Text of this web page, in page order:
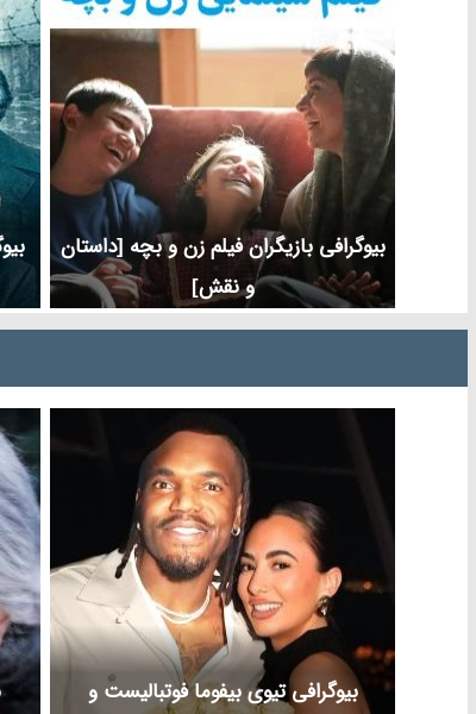
بیوگرافی بازیگران فیلم زن و بچه [داستان
و نقش]
بیوگرافی تیوی بیفوما فوتبالیست و